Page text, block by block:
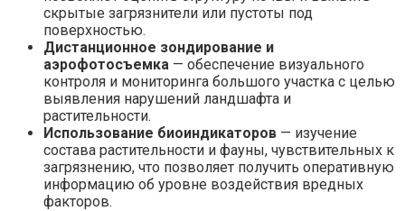
скрытые загрязнители или пустоты под
поверхностью.
Дистанционное зондирование и
аэрофотосъемка — обеспечение визуального
контроля и мониторинга большого участка с целью
выявления нарушений ландшафта и
растительности.
Использование биоиндикаторов — изучение
состава растительности и фауны, чувствительных к
загрязнению, что позволяет получить оперативную
информацию об уровне воздействия вредных
факторов.